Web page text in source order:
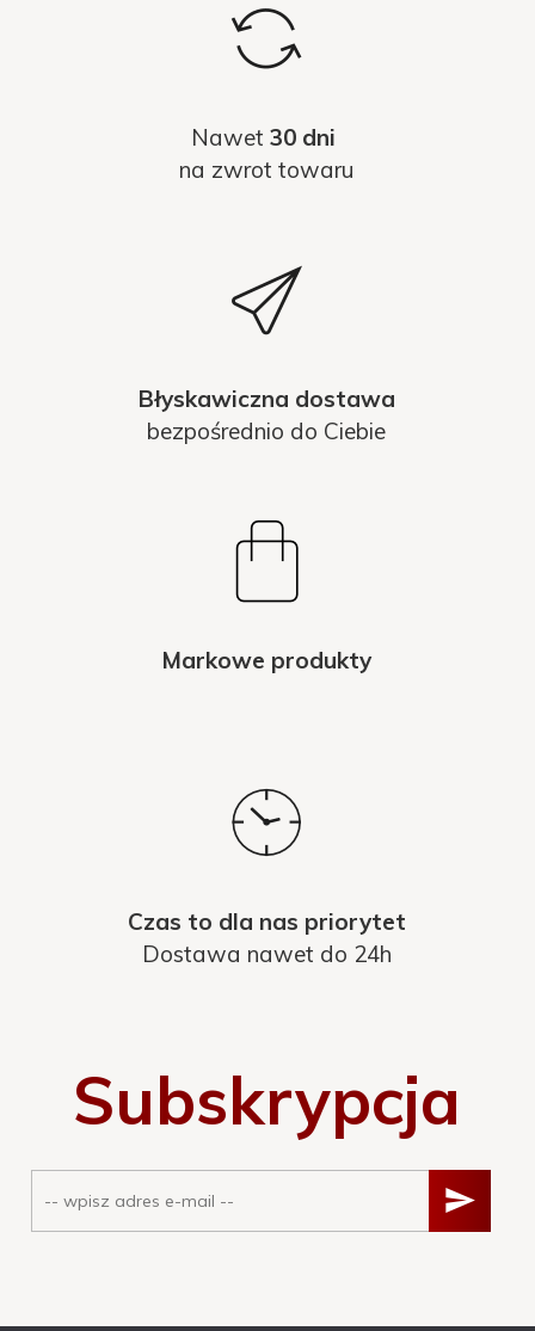
Nawet 30 dni
na zwrot towaru
Błyskawiczna dostawa
bezpośrednio do Ciebie
Markowe produkty
Czas to dla nas priorytet
Dostawa nawet do 24h
Subskrypcja